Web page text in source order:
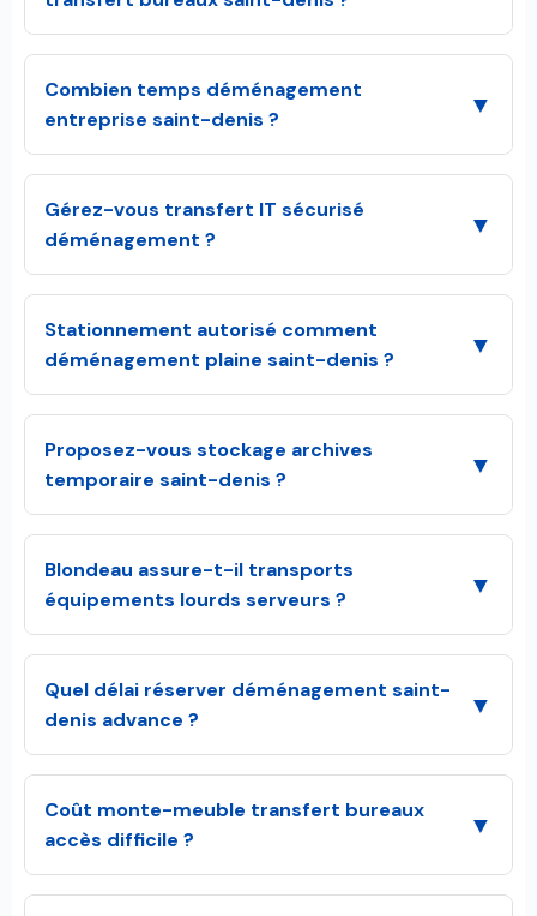
Combien temps déménagement
entreprise saint-denis ?
▼
Gérez-vous transfert IT sécurisé
déménagement ?
▼
Stationnement autorisé comment
déménagement plaine saint-denis ?
▼
Proposez-vous stockage archives
temporaire saint-denis ?
▼
Blondeau assure-t-il transports
équipements lourds serveurs ?
▼
Quel délai réserver déménagement saint-
denis advance ?
▼
Coût monte-meuble transfert bureaux
accès difficile ?
▼